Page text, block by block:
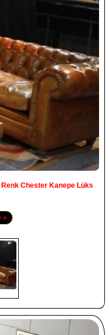
Chester Kanepe Lüks
»